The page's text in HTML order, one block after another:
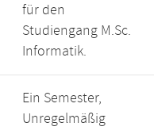
für den
Studiengang M.Sc.
Informatik.
Ein Semester,
Unregelmäßig